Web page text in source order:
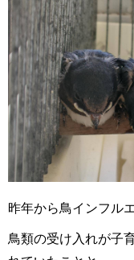
昨年から鳥インフル
鳥類の受け入れが子